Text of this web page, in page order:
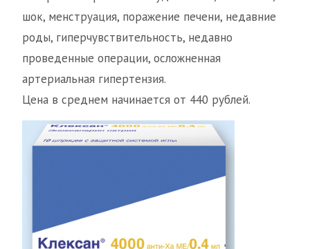
шок, менструация, поражение печени, недавние
роды, гиперчувствительность, недавно
проведенные операции, осложненная
артериальная гипертензия.
Цена в среднем начинается от 440 рублей.